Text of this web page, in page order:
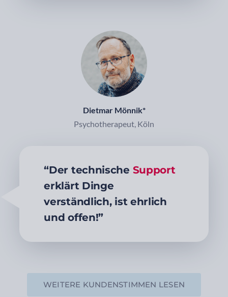
Dietmar Mönnik*
Psychotherapeut, Köln
“Der technische Support
erklärt Dinge
verständlich, ist ehrlich
und offen!”
WEITERE KUNDENSTIMMEN LESEN